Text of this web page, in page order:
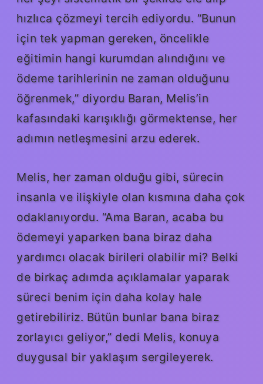
hızlıca çözmeyi tercih ediyordu. “Bunun
için tek yapman gereken, öncelikle
eğitimin hangi kurumdan alındığını ve
ödeme tarihlerinin ne zaman olduğunu
öğrenmek,” diyordu Baran, Melis’in
kafasındaki karışıklığı görmektense, her
adımın netleşmesini arzu ederek.
Melis, her zaman olduğu gibi, sürecin
insanla ve ilişkiyle olan kısmına daha çok
odaklanıyordu. “Ama Baran, acaba bu
ödemeyi yaparken bana biraz daha
yardımcı olacak birileri olabilir mi? Belki
de birkaç adımda açıklamalar yaparak
süreci benim için daha kolay hale
getirebiliriz. Bütün bunlar bana biraz
zorlayıcı geliyor,” dedi Melis, konuya
duygusal bir yaklaşım sergileyerek.